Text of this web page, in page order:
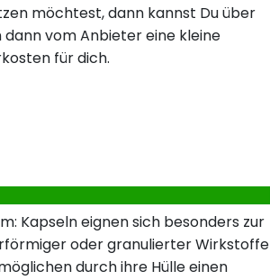
möchtest, dann kannst Du über
vom Anbieter eine kleine
für dich.
Kapseln eignen sich besonders zur
oder granulierter Wirkstoffe
durch ihre Hülle einen